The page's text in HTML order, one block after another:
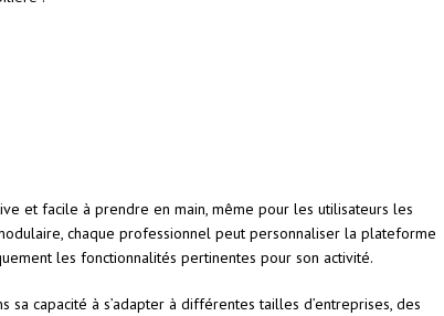
et facile à prendre en main, même pour les utilisateurs les
chaque professionnel peut personnaliser la plateforme
les fonctionnalités pertinentes pour son activité.
sa capacité à s’adapter à différentes tailles d’entreprises, des